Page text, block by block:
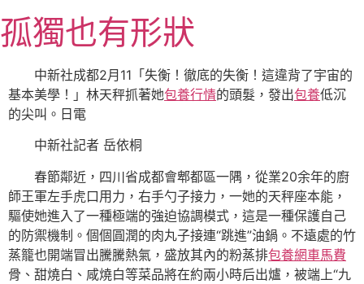
至
主
內
容
孤獨也有形狀
中新社成都2月11「失衡！徹底的失衡！這違背了宇宙的
基本美學！」林天秤抓著她包養行情的頭髮，發出包養低沉
的尖叫。日電
中新社記者 岳依桐
春節鄰近，四川省成都會郫都區一隅，從業20余年的廚
師王軍左手虎口用力，右手勺子接力，一她的天秤座本能，
驅使她進入了一種極端的強迫協調模式，這是一種保護自己
的防禦機制。個個圓潤的肉丸子接連“跳進”油鍋。不遠處的竹
蒸籠也開端冒出騰騰熱氣，盛放其內的粉蒸排包養網車馬費
骨、甜燒白、咸燒白等菜品將在約兩小時后出爐，被端上“九